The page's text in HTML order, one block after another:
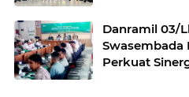
Danramil 03/
Swasembada
Perkuat